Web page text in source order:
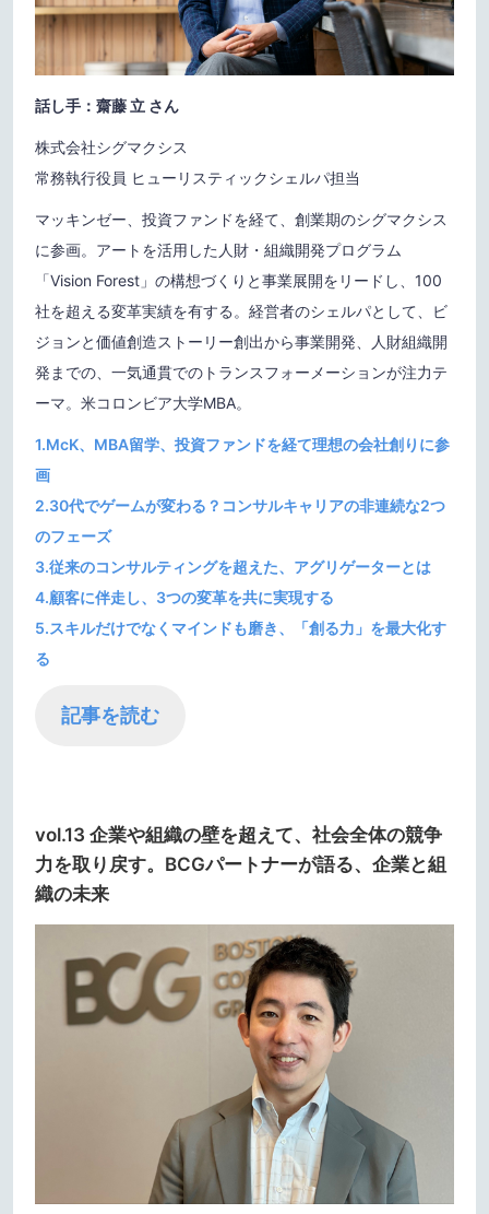
話し手：齋藤 立 さん
株式会社シグマクシス
常務執行役員 ヒューリスティックシェルパ担当
マッキンゼー、投資ファンドを経て、創業期のシグマクシス
に参画。アートを活用した人財・組織開発プログラム
「Vision Forest」の構想づくりと事業展開をリードし、100
社を超える変革実績を有する。経営者のシェルパとして、ビ
ジョンと価値創造ストーリー創出から事業開発、人財組織開
発までの、一気通貫でのトランスフォーメーションが注力テ
ーマ。米コロンビア大学MBA。
1.McK、MBA留学、投資ファンドを経て理想の会社創りに参
画
2.30代でゲームが変わる？コンサルキャリアの非連続な2つ
のフェーズ
3.従来のコンサルティングを超えた、アグリゲーターとは
4.顧客に伴走し、3つの変革を共に実現する
5.スキルだけでなくマインドも磨き、「創る力」を最大化す
る
記事を読む
vol.13 企業や組織の壁を超えて、社会全体の競争
力を取り戻す。BCGパートナーが語る、企業と組
織の未来